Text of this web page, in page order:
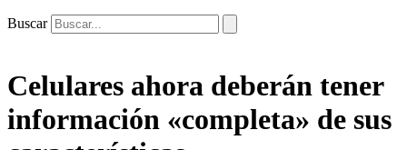
Buscar
Celulares ahora deberán tener
información «completa» de sus